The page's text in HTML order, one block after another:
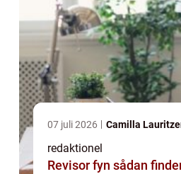
07 juli 2026 Camilla
redaktionel
Revisor fyn sådan finder du den rigtige